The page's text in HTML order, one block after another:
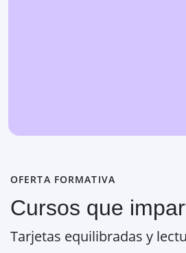
OFERTA FORMATIVA
Cursos que
Tarjetas equilibradas y